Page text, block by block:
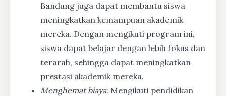
Bandung juga dapat membantu siswa
meningkatkan kemampuan akademik
mereka. Dengan mengikuti program ini,
siswa dapat belajar dengan lebih fokus dan
terarah, sehingga dapat meningkatkan
prestasi akademik mereka.
Menghemat biaya: Mengikuti pendidikan